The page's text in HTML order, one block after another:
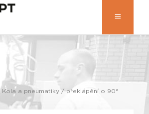
Kola a pneumatiky / překlápění o 90°